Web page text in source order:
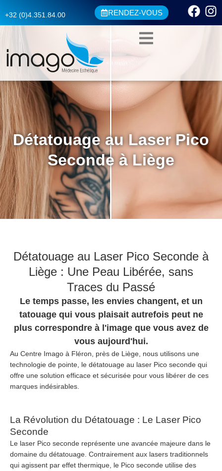
+32 (0)4.351.84.00 RENDEZ-VOUS
Détatouage au Laser Pico
Seconde à Liège
Détatouage au Laser Pico Seconde à
Liège : Une Peau Libérée, sans
Traces du Passé
Le temps passe, les envies changent, et un
tatouage qui vous plaisait autrefois peut ne
plus correspondre à l'image que vous avez de
vous aujourd'hui.
Au Centre Imago à Fléron, près de Liège, nous utilisons une
technologie de pointe, le détatouage au laser Pico seconde qui
offre une solution efficace et sécurisée pour vous libérer de ces
marques indésirables.
La Révolution du Détatouage : Le Laser Pico
Seconde
Le laser Pico seconde représente une avancée majeure dans le
domaine du détatouage. Contrairement aux lasers traditionnels
qui agissent par effet thermique, le Pico seconde utilise des